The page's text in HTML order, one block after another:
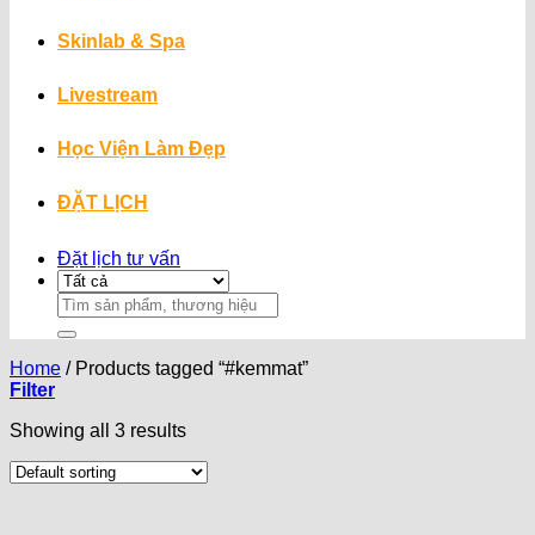
Skinlab & Spa
Livestream
Học Viện Làm Đẹp
ĐẶT LỊCH
Đặt lịch tư vấn
Search
for:
Home /Products tagged “#kemmat”
Filter
Showing all 3 results